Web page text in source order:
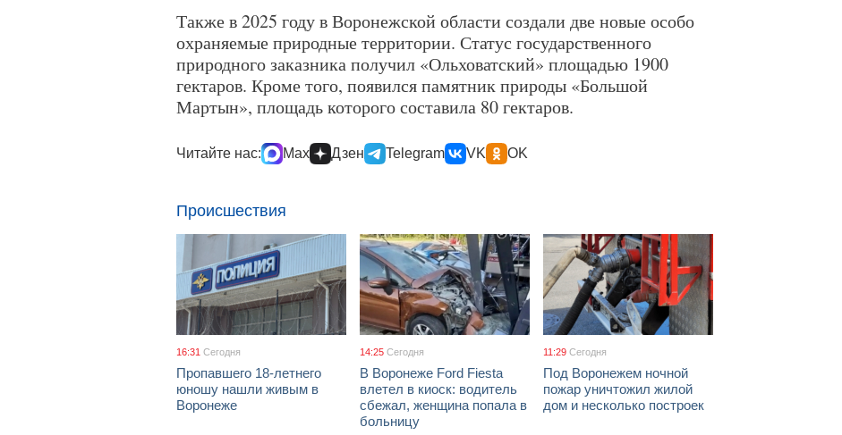
Также в 2025 году в Воронежской области создали две новые особо
охраняемые природные территории. Статус государственного
природного заказника получил «Ольховатский» площадью 1900
гектаров. Кроме того, появился памятник природы «Большой
Мартын», площадь которого составила 80 гектаров.
Читайте нас: Max Дзен Telegram VK OK
Происшествия
16:31 Сегодня
Пропавшего 18-летнего
юношу нашли живым в
Воронеже
14:25 Сегодня
В Воронеже Ford Fiesta
влетел в киоск: водитель
сбежал, женщина попала в
больницу
11:29 Сегодня
Под Воронежем ночной
пожар уничтожил жилой
дом и несколько построек